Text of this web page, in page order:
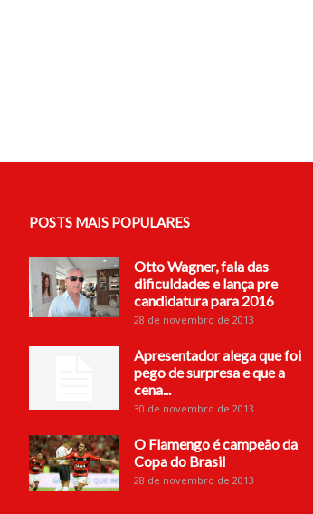
POSTS MAIS POPULARES
Otto Wagner, fala das
dificuldades e lança pre
candidatura para 2016
28 de novembro de 2013
Apresentador alega que foi
pego de surpresa e que a
cena...
30 de novembro de 2013
O Flamengo é campeão da
Copa do Brasil
28 de novembro de 2013